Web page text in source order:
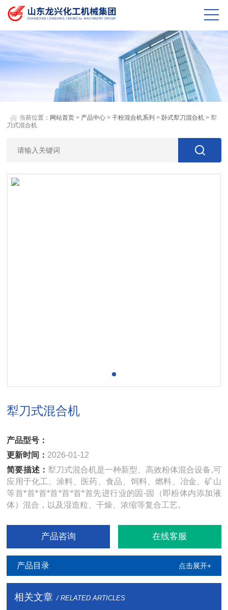
当前位置： 网站首页 > 产品中心 >干粉混合机系列 > 卧式犁刀混合机 > 犁
刀式混合机
犁刀式混合机
产品型号：
更新时间： 2026-01-12
简要描述： 犁刀式混合机是一种新型、高效粉体混合设备,可
应用于化工、涂料、医药、食品、饲料、燃料、冶金、矿山
等首*首*首*首*首*首*首先进行业的固-固（即粉体内添加液
体）混合，以及湿造粒、干燥、浓缩等复合工艺。
产品咨询 在线客服
产品目录 点击展开+
相关文章 / RELATED ARTICLES